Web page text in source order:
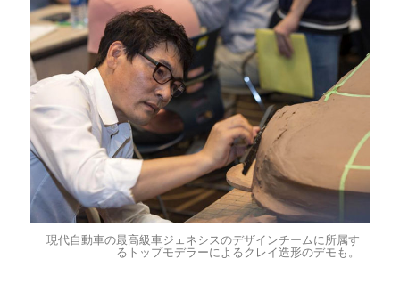
現代自動車の最高級車ジェネシスのデザインチームに所属す
るトップモデラーによるクレイ造形のデモも。